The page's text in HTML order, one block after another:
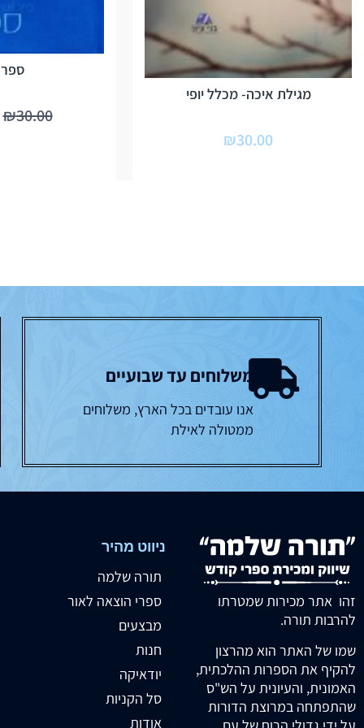
מגילת איכה- מכלל יופי
₪30.00
ספר
₪30.00
משלוחים עד שבועיים
אנו עובדים בכל הארץ, משלוחים
ממטולה לאילת
זהו אתר מכירות שמטרתו
להרבות תורה.
שמו של האתר הוא מהרצון
להקיף את הספרות ההלכתית,
האמונית, והעיונית על הש"ס
שהתפתחה במרוצת הדורות
ניווט מהיר
תורה שלמה
ספרי הוצאה לאור
מבצעים
חנות
יודאיקה
סל הקניות
אודות